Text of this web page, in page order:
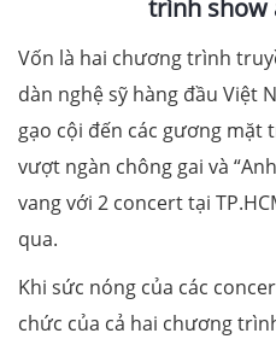
trình show
Vốn là hai chương trình
dàn nghệ sỹ hàng đầu Việt
gạo cội đến các gương mặt
vượt ngàn chông gai và
vang với 2 concert tại
qua.
Khi sức nóng của các
chức của cả hai chương